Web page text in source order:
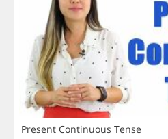
Present Continuous Tense